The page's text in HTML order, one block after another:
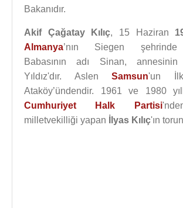
Bakanıdır.
Akif Çağatay Kılıç, 15 Haziran
Almanya’nın Siegen şehrinde
Babasının adı Sinan,
Yıldız'dır. Aslen Samsun'un
Ataköy’ündendir. 1961 ve 1980
Cumhuriyet Halk Partisi
milletvekilliği yapan
İlyas Kılıç'ın